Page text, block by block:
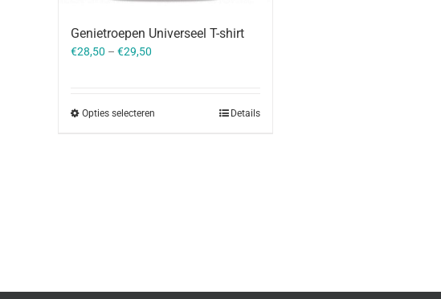
Genietroepen Universeel T-shirt
€28,50 – €29,50
Opties selecteren Details